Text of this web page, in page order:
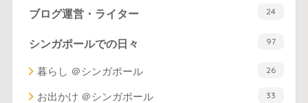
ブログ運営・ライター 24
シンガポールでの日々 97
暮らし ＠シンガポール 26
お出かけ ＠シンガポール 33